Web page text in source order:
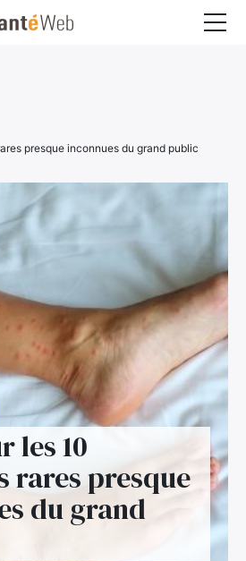
les 10
rares presque
du grand
presque inconnues du grand public